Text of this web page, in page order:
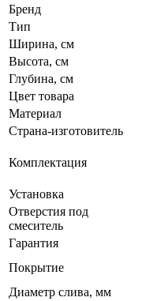
Бренд
Тип
Ширина, см
Высота, см
Глубина, см
Цвет товара
Материал
Страна-изготовитель
Комплектация
Установка
Отверстия под
смеситель
Гарантия
Покрытие
Диаметр слива, мм